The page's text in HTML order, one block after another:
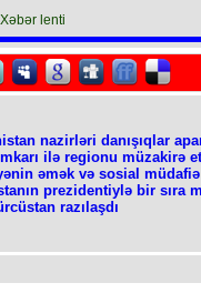
lenti
nazirləri danışıqlar
ilə regionu müzakirə
əmək və sosial
prezidentiylə bir sıra
razılaşdı